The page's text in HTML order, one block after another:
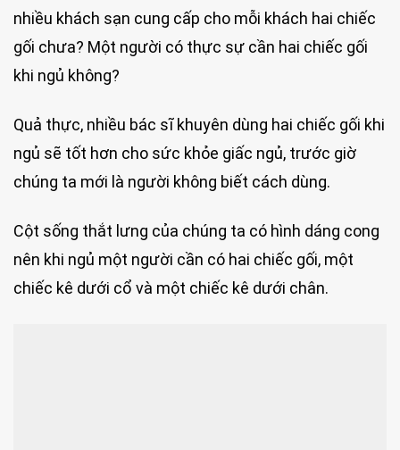
nhiều khách sạn cung cấp cho mỗi khách hai chiếc
gối chưa? Một người có thực sự cần hai chiếc gối
khi ngủ không?
Quả thực, nhiều bác sĩ khuyên dùng hai chiếc gối khi
ngủ sẽ tốt hơn cho sức khỏe giấc ngủ, trước giờ
chúng ta mới là người không biết cách dùng.
Cột sống thắt lưng của chúng ta có hình dáng cong
nên khi ngủ một người cần có hai chiếc gối, một
chiếc kê dưới cổ và một chiếc kê dưới chân.